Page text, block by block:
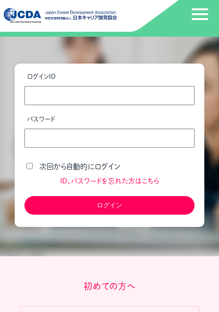
ログインID
パスワード
次回から自動的にログイン
ID、パスワードを忘れた方はこちら
初めての方へ